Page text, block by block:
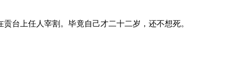
台上任人宰割。毕竟自己才二十二岁，还不想死。